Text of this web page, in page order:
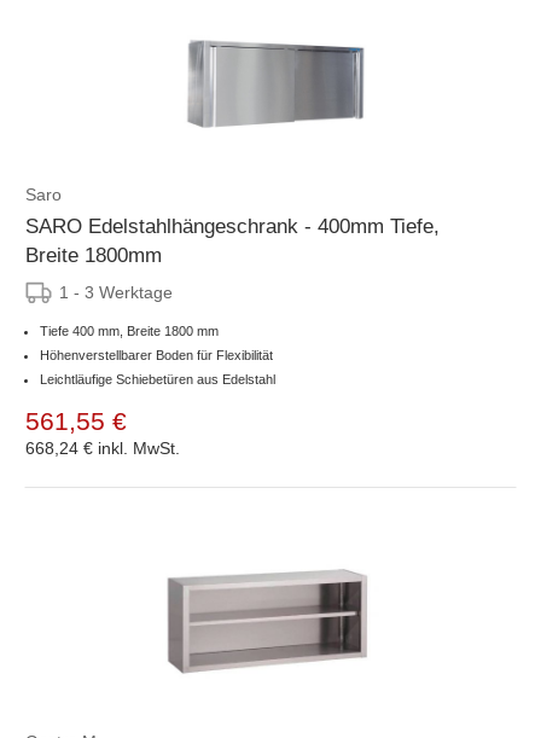
Saro
SARO Edelstahlhängeschrank - 400mm Tiefe,
Breite 1800mm
1 - 3 Werktage
Tiefe 400 mm, Breite 1800 mm
Höhenverstellbarer Boden für Flexibilität
Leichtläufige Schiebetüren aus Edelstahl
561,55 €
668,24 € inkl. MwSt.